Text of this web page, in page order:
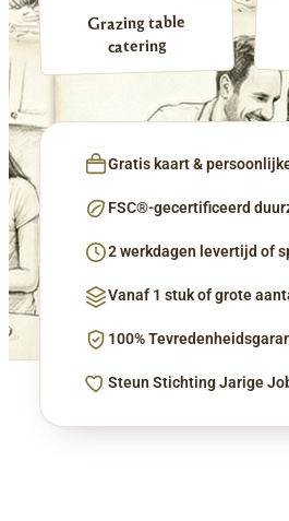
Grazing table
catering
Gratis kaart &
FSC®-gecertificeerd
2 werkdagen levertijd of
Vanaf 1 stuk of grote
100%
Steun Stichting Jarige